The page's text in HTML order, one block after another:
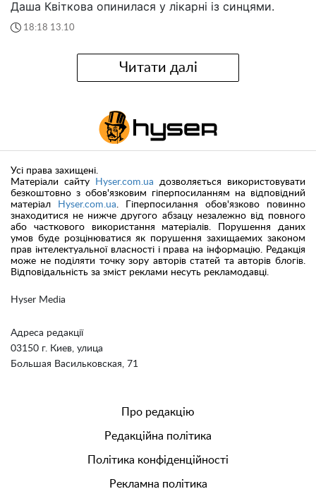
Даша Квіткова опинилася у лікарні із синцями.
18:18 13.10
Читати далі
Hyser Media
Адреса редакції
03150 г. Киев, улица
Большая Васильковская, 71
Усі права захищені.
Матеріали сайту
Hyser.com.ua дозволяється використовувати
безкоштовно з обов'язковим гіперпосиланням на відповідний
матеріал
Hyser.com.ua. Гіперпосилання обов'язково повинно
знаходитися не нижче другого абзацу незалежно від повного
або часткового використання матеріалів. Порушення даних
умов буде розцінюватися як порушення захищаемих законом
прав інтелектуальної власності і права на інформацію. Редакція
може не поділяти точку зору авторів статей та авторів блогів.
Відповідальність за зміст реклами несуть рекламодавці.
Про редакцію
Редакційна політика
Політика конфіденційності
Рекламна політика